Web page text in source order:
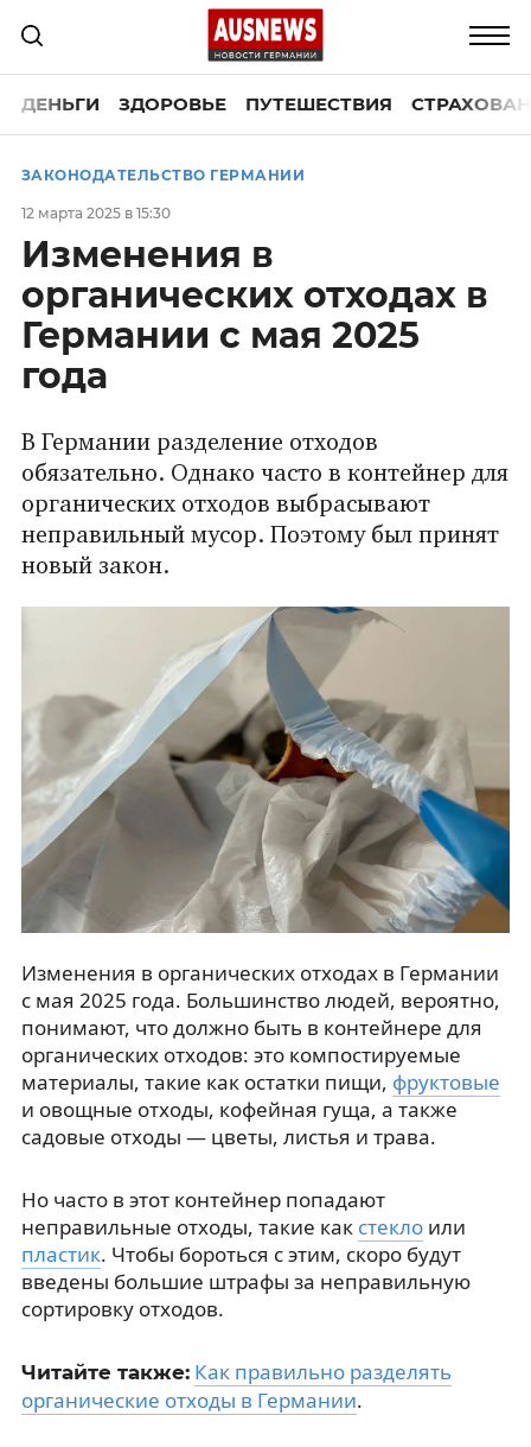
ДЕНЬГИ ЗДОРОВЬЕ ПУТЕШЕСТВИЯ
ЗАКОНОДАТЕЛЬСТВО ГЕРМАНИИ
12 марта 2025 в 15:30
Изменения в
органических отходах в
Германии с мая 2025
года
В Германии разделение отходов
обязательно. Однако часто в контейнер для
органических отходов выбрасывают
неправильный мусор. Поэтому был принят
новый закон.
Изменения в органических отходах в Германии
с мая 2025 года. Большинство людей, вероятно,
понимают, что должно быть в контейнере для
органических отходов: это компостируемые
материалы, такие как остатки пищи, фруктовые
и овощные отходы, кофейная гуща, а также
садовые отходы — цветы, листья и трава.
Но часто в этот контейнер попадают
неправильные отходы, такие как стеклоили
пластик. Чтобы бороться с этим, скоро будут
введены большие штрафы за неправильную
сортировку отходов.
Читайте также: Как правильно разделять
органические отходы в Германии.